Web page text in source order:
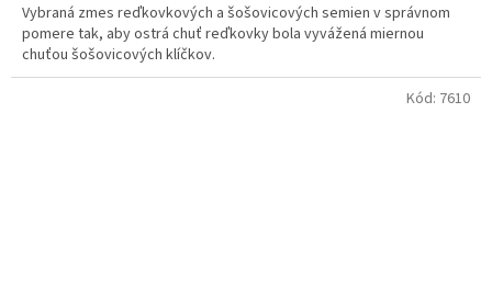
Vybraná zmes reďkovkových a šošovicových semien v správnom
pomere tak, aby ostrá chuť reďkovky bola vyvážená miernou
chuťou šošovicových klíčkov.
Kód: 7610